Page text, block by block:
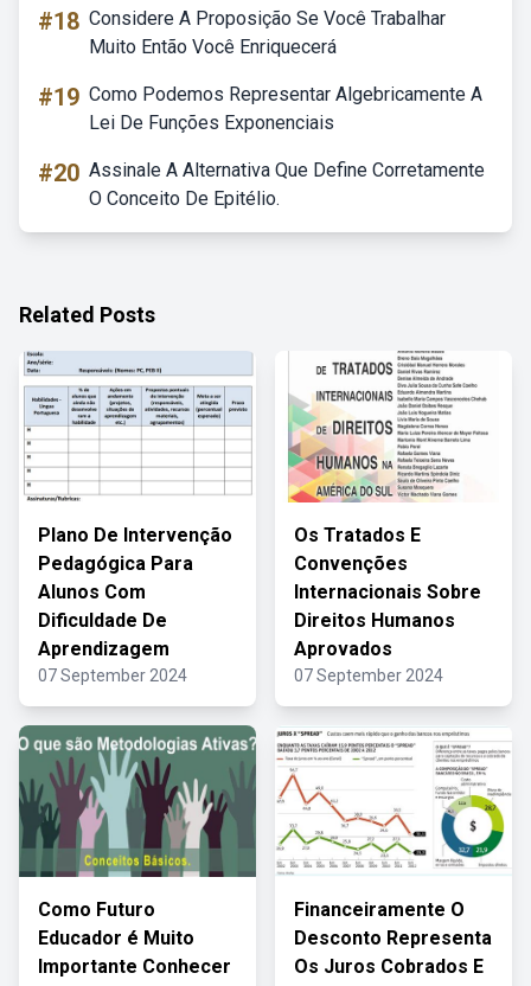
#18 Considere A Proposição Se Você Trabalhar
Muito Então Você Enriquecerá
#19 Como Podemos Representar Algebricamente A
Lei De Funções Exponenciais
#20 Assinale A Alternativa Que Define Corretamente
O Conceito De Epitélio.
Related Posts
Plano De Intervenção
Pedagógica Para
Alunos Com
Dificuldade De
Aprendizagem
07 September 2024
Os Tratados E
Convenções
Internacionais Sobre
Direitos Humanos
Aprovados
07 September 2024
Como Futuro
Educador é Muito
Importante Conhecer
Financeiramente O
Desconto Representa
Os Juros Cobrados E